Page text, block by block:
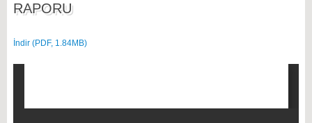
RAPORU
İndir (PDF, 1.84MB)